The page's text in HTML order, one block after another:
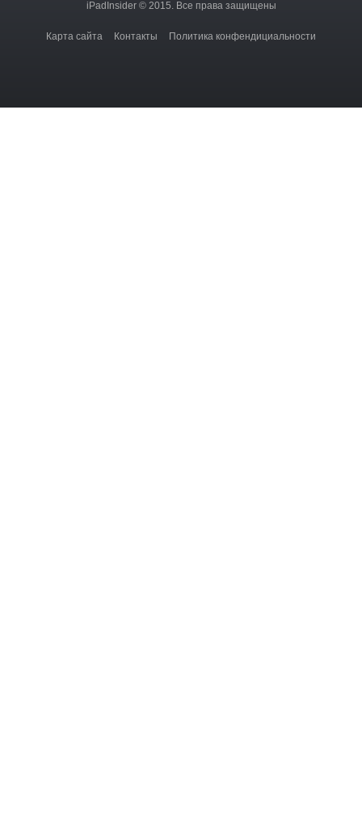
iPadInsider © 2015. Все права защищены
Карта сайта Контакты Политика конфендициальности